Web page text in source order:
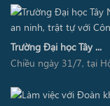
Trường Đại học Tây ...
Chiều ngày 31/7, tại